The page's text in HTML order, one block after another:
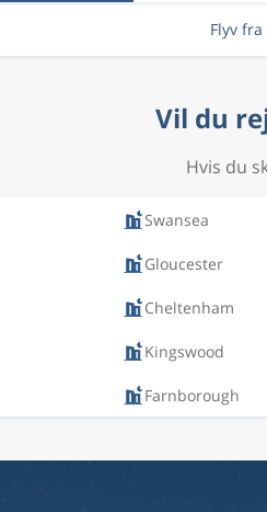
Flyv
Vil du
Hvis du
Swansea
Gloucester
Cheltenham
Kingswood
Farnborough